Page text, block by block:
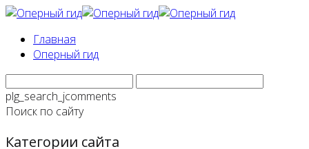
Главная
Оперный гид
plg_search_jcomments
Поиск по сайту
Категории сайта